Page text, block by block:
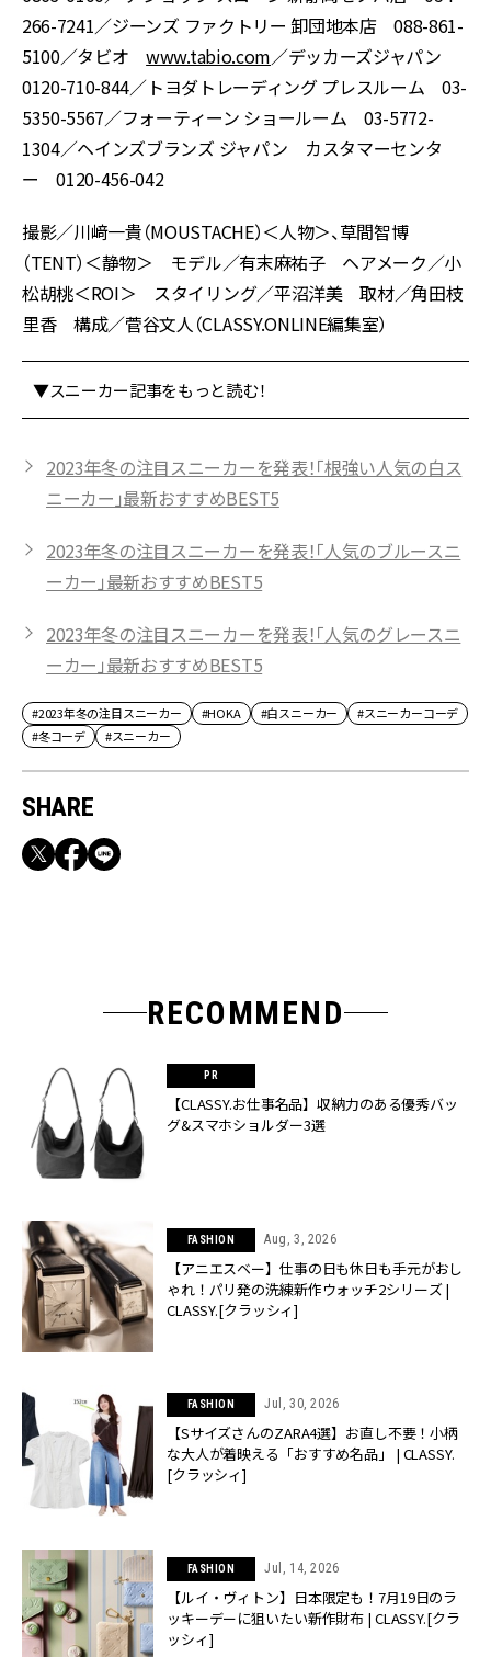
266-7241／ジーンズ ファクトリー 卸団地本店 088-861-
5100／タビオwww.tabio.com／デッカーズジャパン
0120-710-844／トヨダトレーディング プレスルーム 03-
5350-5567／フォーティーン ショールーム 03-5772-
1304／ヘインズブランズ ジャパン カスタマーセンタ
ー 0120-456-042
撮影／川﨑一貴（MOUSTACHE）＜人物＞、草間智博
（TENT）＜静物＞ モデル／有末麻祐子 ヘアメーク／小
松胡桃＜ROI＞ スタイリング／平沼洋美 取材／角田枝
里香 構成／菅谷文人（CLASSY.ONLINE編集室）
▼スニーカー記事をもっと読む！
2023年冬の注目スニーカーを発表！「根強い人気の白ス
ニーカー」最新おすすめBEST5
2023年冬の注目スニーカーを発表！「人気のブルースニ
ーカー」最新おすすめBEST5
2023年冬の注目スニーカーを発表！「人気のグレースニ
ーカー」最新おすすめBEST5
#2023年冬の注目スニーカー #HOKA #白スニーカー
#スニーカーコーデ
#冬コーデ
#スニーカー
SHARE
RECOMMEND
【CLASSY.お仕事名品】収納力のある優秀バッ
グ&スマホショルダー3選
FASHION Aug, 3, 2026
【アニエスベー】仕事の日も休日も手元がおし
ゃれ！パリ発の洗練新作ウォッチ2シリーズ |
CLASSY.[クラッシィ]
FASHION Jul, 30, 2026
【SサイズさんのZARA4選】お直し不要！小柄
な大人が着映える「おすすめ名品」 | CLASSY.
[クラッシィ]
FASHION Jul, 14, 2026
【ルイ・ヴィトン】日本限定も！7月19日のラ
ッキーデーに狙いたい新作財布 | CLASSY.[クラ
ッシィ]